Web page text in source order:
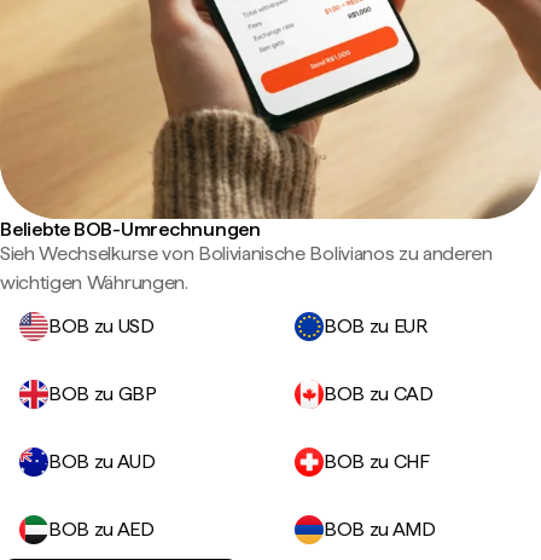
Beliebte BOB-Umrechnungen
Sieh Wechselkurse von Bolivianische Bolivianos zu anderen
wichtigen Währungen.
BOB zu USD
BOB zu EUR
BOB zu GBP BOB zu CAD
BOB zu AUD BOB zu CHF
BOB zu AED
BOB zu AMD